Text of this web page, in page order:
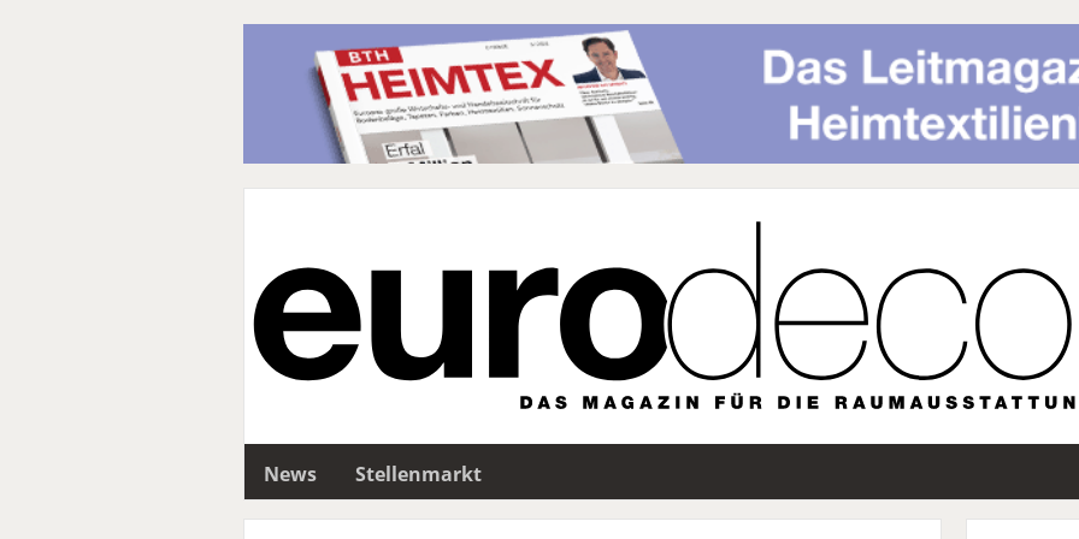
News
Stellenmarkt